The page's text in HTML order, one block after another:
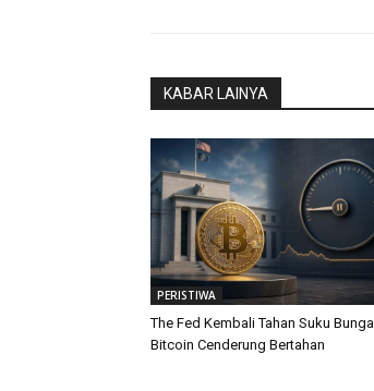
KABAR LAINYA
PERISTIWA
The Fed Kembali Tahan Suku Bunga,
Bitcoin Cenderung Bertahan